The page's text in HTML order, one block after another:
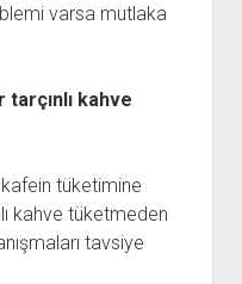
varsa mutlaka
kahve
kafein tüketimine
kahve tüketmeden
tavsiye